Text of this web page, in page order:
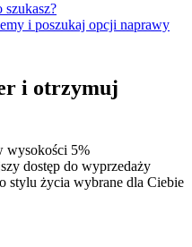
szukasz?
i poszukaj opcji naprawy
i otrzymuj
wysokości 5%
dostęp do wyprzedaży
stylu życia wybrane dla Ciebie